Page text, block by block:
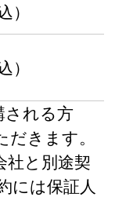
）
）
される方
きます。
社と別途契
には保証人